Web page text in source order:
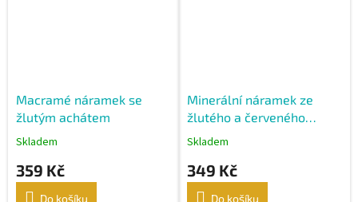
Macramé náramek se
žlutým achátem
Skladem
359 Kč
Do košíku
Minerální náramek ze
žlutého a červeného
matného achátu
Skladem
349 Kč
Do košíku